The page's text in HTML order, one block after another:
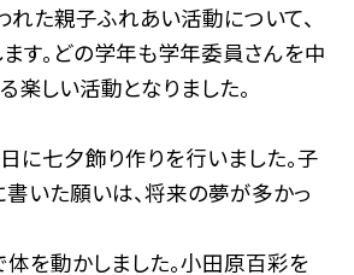
た親子ふれあい活動について、
す。どの学年も学年委員さんを中
楽しい活動となりました。
に七夕飾り作りを行いました。子
いた願いは、将来の夢が多かっ
を動かしました。小田原百彩を